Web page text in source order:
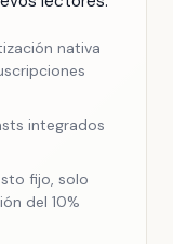
nativa
integrados
fijo, solo
del 10%